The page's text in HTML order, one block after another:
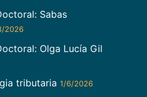
Sabas
2026
Olga Lucía Gil
tributaria 1/6/2026